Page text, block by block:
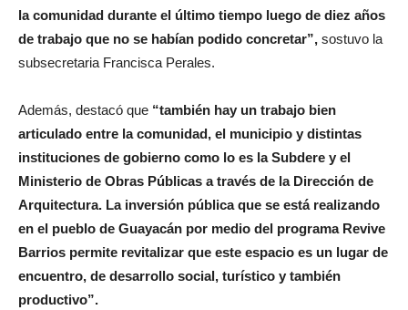
la comunidad durante el último tiempo luego de diez años
de trabajo que no se habían podido concretar”, sostuvo la
subsecretaria Francisca Perales.
Además, destacó que “también hay un trabajo bien
articulado entre la comunidad, el municipio y distintas
instituciones de gobierno como lo es la Subdere y el
Ministerio de Obras Públicas a través de la Dirección de
Arquitectura. La inversión pública que se está realizando
en el pueblo de Guayacán por medio del programa Revive
Barrios permite revitalizar que este espacio es un lugar de
encuentro, de desarrollo social, turístico y también
productivo”.